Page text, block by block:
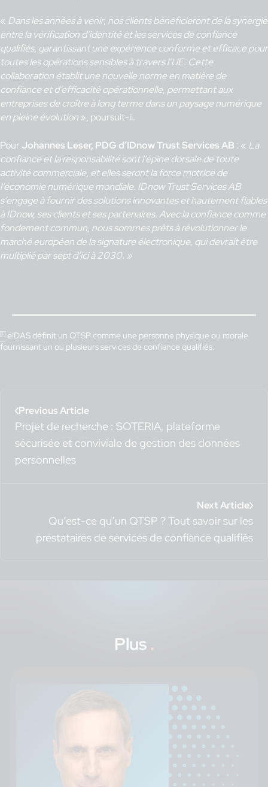
« Dans les années à venir, nos clients bénéficieront de la synergie
entre la vérification d’identité et les services de confiance
qualifiés, garantissant une expérience conforme et efficace pour
toutes les opérations sensibles à travers l’UE. Cette
collaboration établit une nouvelle norme en matière de
confiance et d’efficacité opérationnelle, permettant aux
entreprises de croître à long terme dans un paysage numérique
en pleine évolution», poursuit-il.
PourJohannes Leser, PDG d’IDnow Trust Services AB : « La
confiance et la responsabilité sont l’épine dorsale de toute
activité commerciale, et elles seront la force motrice de
l’économie numérique mondiale. IDnow Trust Services AB
s’engage à fournir des solutions innovantes et hautement fiables
à IDnow, ses clients et ses partenaires. Avec la confiance comme
fondement commun, nous sommes prêts à révolutionner le
marché européen de la signature électronique, qui devrait être
multiplié par sept d’ici à 2030. »
[1] eIDAS définit un QTSP comme une personne physique ou morale
fournissant un ou plusieurs services de confiance qualifiés.
Previous Article
Projet de recherche : SOTERIA, plateforme
sécurisée et conviviale de gestion des données
personnelles
Next Article
Qu’est-ce qu’un QTSP ? Tout savoir sur les
prestataires de services de confiance qualifiés
Plus .